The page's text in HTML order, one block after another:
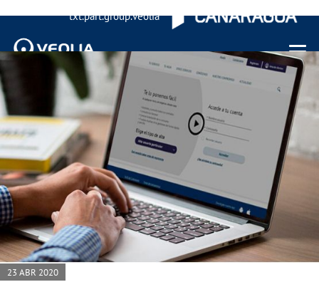
txt.part.group.veolia
Menu
23 ABR 2020